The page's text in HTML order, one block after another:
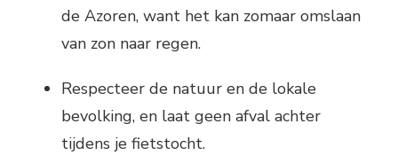
de Azoren, want het kan zomaar omslaan
van zon naar regen.
Respecteer de natuur en de lokale
bevolking, en laat geen afval achter
tijdens je fietstocht.